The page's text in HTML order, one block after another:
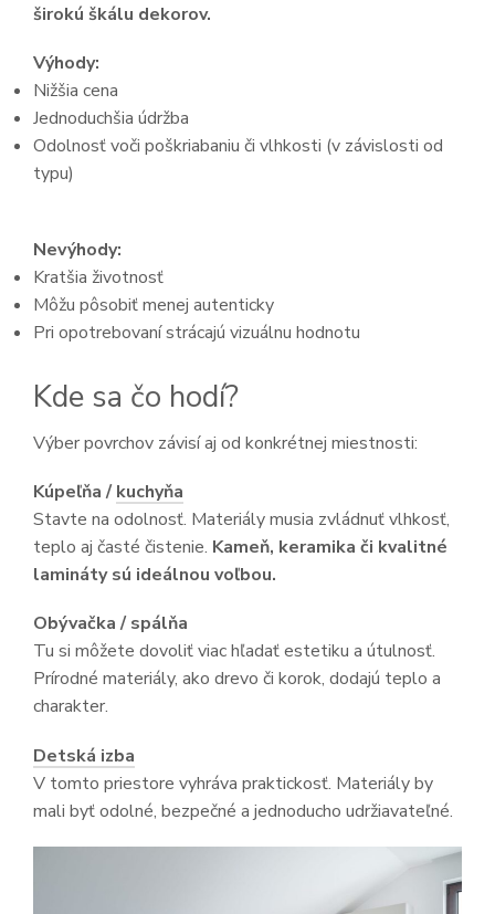
širokú škálu dekorov.
Výhody:
Nižšia cena
Jednoduchšia údržba
Odolnosť voči poškriabaniu či vlhkosti (v závislosti od
typu)
Nevýhody:
Kratšia životnosť
Môžu pôsobiť menej autenticky
Pri opotrebovaní strácajú vizuálnu hodnotu
Kde sa čo hodí?
Výber povrchov závisí aj od konkrétnej miestnosti:
Kúpeľňa /kuchyňa
Stavte na odolnosť. Materiály musia zvládnuť vlhkosť,
teplo aj časté čistenie. Kameň, keramika či kvalitné
lamináty sú ideálnou voľbou.
Obývačka / spálňa
Tu si môžete dovoliť viac hľadať estetiku a útulnosť.
Prírodné materiály, ako drevo či korok, dodajú teplo a
charakter.
Detská izba
V tomto priestore vyhráva praktickosť. Materiály by
mali byť odolné, bezpečné a jednoducho udržiavateľné.